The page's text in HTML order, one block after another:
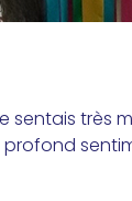
sentais très